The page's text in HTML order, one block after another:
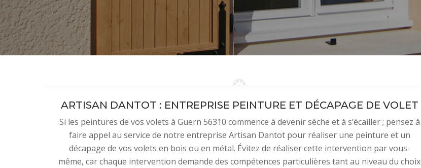
ARTISAN DANTOT : ENTREPRISE PEINTURE ET DÉCAPAGE DE VOLET
Si les peintures de vos volets à Guern 56310 commence à devenir sèche et à s’écailler ; pensez à
faire appel au service de notre entreprise Artisan Dantot pour réaliser une peinture et un
décapage de vos volets en bois ou en métal. Évitez de réaliser cette intervention par vous-
même, car chaque intervention demande des compétences particulières tant au niveau du choix